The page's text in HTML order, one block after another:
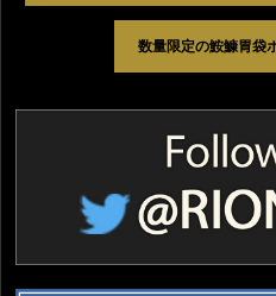
数量限定の鮟鱇胃袋